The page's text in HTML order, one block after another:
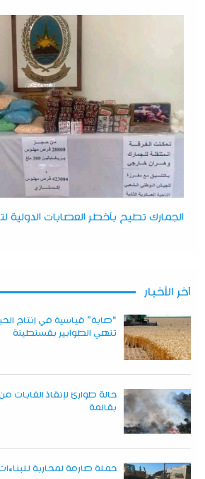
الجمارك تطيح بأخطر العصابات الدولية
آخر الأخبار
تنهي الطوابير بقسنطينة
حالة طوارئ لإنقاذ الغابات
بقالمة
حملة صارمة لمحاربة